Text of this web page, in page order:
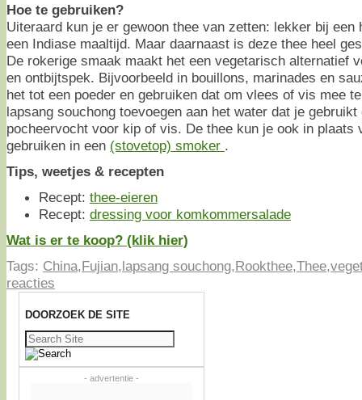
Hoe te gebruiken?
Uiteraard kun je er gewoon thee van zetten: lekker bij een
een Indiase maaltijd. Maar daarnaast is deze thee heel
De rokerige smaak maakt het een vegetarisch alternatief
en ontbijtspek. Bijvoorbeeld in bouillons, marinades en
het tot een poeder en gebruiken dat om vlees of vis mee
lapsang souchong toevoegen aan het water dat je
pocheervocht voor kip of vis. De thee kun je ook in plaats
gebruiken in een (stovetop) smoker .
Tips, weetjes & recepten
Recept: thee-eieren
Recept: dressing voor komkommersalade
Wat is er te koop? (klik hier)
Tags: China,Fujian,lapsang souchong,Rookthee,Thee,
reacties
DOORZOEK DE SITE
Zoeken
naar:
- advertentie -